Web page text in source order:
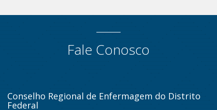
Fale Conosco
Conselho Regional de Enfermagem do Distrito
Federal